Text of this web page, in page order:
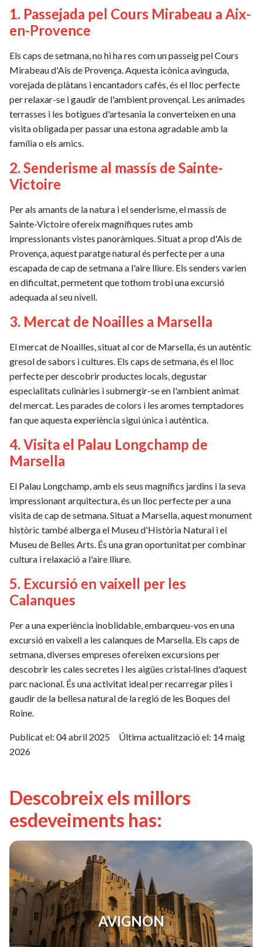
1. Passejada pel Cours Mirabeau a Aix-
en-Provence
Els caps de setmana, no hi ha res com un passeig pel Cours
Mirabeau d'Ais de Provença. Aquesta icònica avinguda,
vorejada de plàtans i encantadors cafès, és el lloc perfecte
per relaxar-se i gaudir de l'ambient provençal. Les animades
terrasses i les botigues d'artesania la converteixen en una
visita obligada per passar una estona agradable amb la
família o els amics.
2. Senderisme al massís de Sainte-
Victoire
Per als amants de la natura i el senderisme, el massís de
Sainte-Victoire ofereix magnífiques rutes amb
impressionants vistes panoràmiques. Situat a prop d'Ais de
Provença, aquest paratge natural és perfecte per a una
escapada de cap de setmana a l'aire lliure. Els senders varien
en dificultat, permetent que tothom trobi una excursió
adequada al seu nivell.
3. Mercat de Noailles a Marsella
El mercat de Noailles, situat al cor de Marsella, és un autèntic
gresol de sabors i cultures. Els caps de setmana, és el lloc
perfecte per descobrir productes locals, degustar
especialitats culinàries i submergir-se en l'ambient animat
del mercat. Les parades de colors i les aromes temptadores
fan que aquesta experiència sigui única i autèntica.
4. Visita el Palau Longchamp de
Marsella
El Palau Longchamp, amb els seus magnífics jardins i la seva
impressionant arquitectura, és un lloc perfecte per a una
visita de cap de setmana. Situat a Marsella, aquest monument
històric també alberga el Museu d'Història Natural i el
Museu de Belles Arts. És una gran oportunitat per combinar
cultura i relaxació a l'aire lliure.
5. Excursió en vaixell per les
Calanques
Per a una experiència inoblidable, embarqueu-vos en una
excursió en vaixell a les calanques de Marsella. Els caps de
setmana, diverses empreses ofereixen excursions per
descobrir les cales secretes i les aigües cristal·lines d'aquest
parc nacional. És una activitat ideal per recarregar piles i
gaudir de la bellesa natural de la regió de les Boques del
Roine.
Publicat el: 04 abril 2025 Última actualització el: 14 maig
2026
Descobreix els millors
esdeveiments has:
AVIGNON